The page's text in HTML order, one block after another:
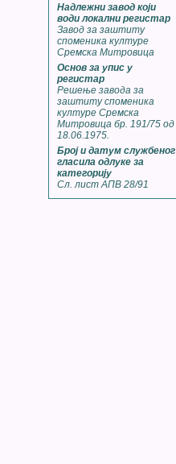
Надлежни завод који
води локални регистар
Завод за заштиту
споменика културе
Сремска Митровица
Основ за упис у
регистар
Решење завода за
заштиту споменика
културе Сремска
Митровица бр. 191/75 од
18.06.1975.
Број и датум службеног
гласила одлуке за
категорију
Сл. лист АПВ 28/91